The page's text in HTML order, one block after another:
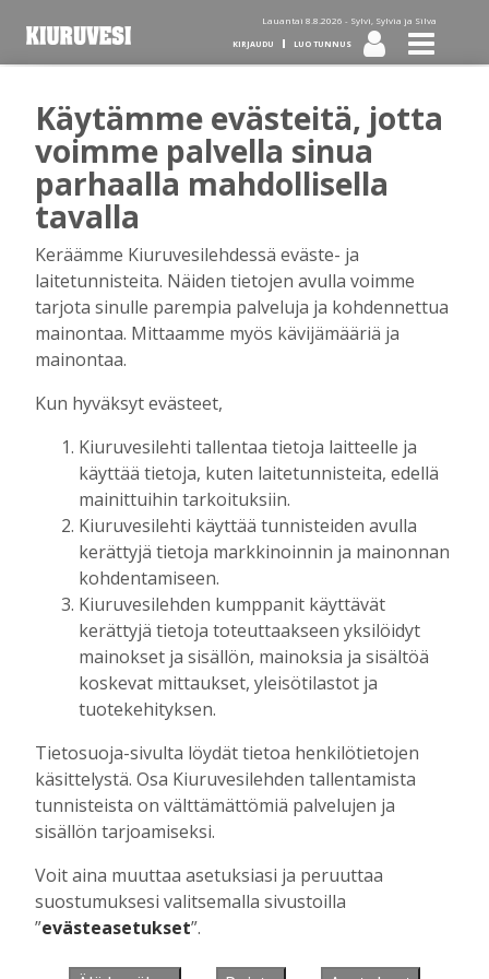
Lauantai 8.8.2026 - Sylvi, Sylvia ja Silva
KIRJAUDU LUO TUNNUS
Tilaa Kiuruvesi-lehti diginä
tai kotiinkannettuna!
Kirjaudu
Sähköposti
Salasana
Muista minut
Unohtuiko salasana?
se tästä.
Käyntiosoite :
Kiuruvesi Lehti oy
Niemistenkatu 4
Kiuruvesi
Käytämme evästeitä, jotta
voimme palvella sinua
parhaalla mahdollisella
tavalla
Keräämme Kiuruvesilehdessä eväste- ja
laitetunnisteita. Näiden tietojen avulla voimme
tarjota sinulle parempia palveluja ja kohdennettua
mainontaa. Mittaamme myös kävijämääriä ja
mainontaa.
Kun hyväksyt evästeet,
Kiuruvesilehti tallentaa tietoja laitteelle ja
käyttää tietoja, kuten laitetunnisteita, edellä
mainittuihin tarkoituksiin.
Kiuruvesilehti käyttää tunnisteiden avulla
kerättyjä tietoja markkinoinnin ja mainonnan
kohdentamiseen.
Kiuruvesilehden kumppanit käyttävät
kerättyjä tietoja toteuttaakseen yksilöidyt
mainokset ja sisällön, mainoksia ja sisältöä
koskevat mittaukset, yleisötilastot ja
tuotekehityksen.
Tietosuoja-sivulta löydät tietoa henkilötietojen
käsittelystä. Osa Kiuruvesilehden tallentamista
tunnisteista on välttämättömiä palvelujen ja
sisällön tarjoamiseksi.
Voit aina muuttaa asetuksiasi ja peruuttaa
suostumuksesi valitsemalla sivustoilla
”evästeasetukset”.